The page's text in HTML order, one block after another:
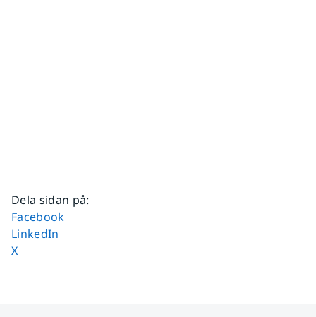
Dela sidan på:
Dela sidan på
Facebook
Dela sidan på
LinkedIn
Dela sidan på
X